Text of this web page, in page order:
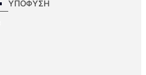
ΥΠΟΦΥΣΗ